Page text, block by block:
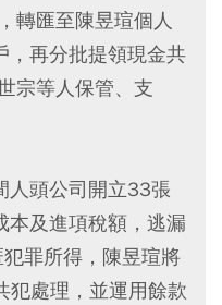
轉匯至陳昱瑄個人
，再分批提領現金共
宗等人保管、支
人頭公司開立33張
本及進項稅額，逃漏
罪所得，陳昱瑄將
處理，並運用餘款